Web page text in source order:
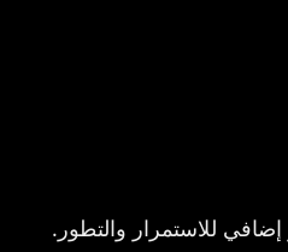
للاستمرار والتطور.